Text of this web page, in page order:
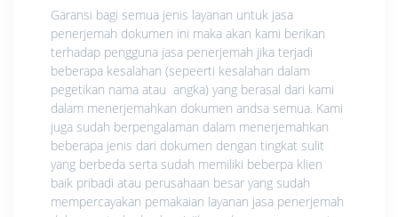
Garansi bagi semua jenis layanan untuk jasa
penerjemah dokumen ini maka akan kami berikan
terhadap pengguna jasa penerjemah jika terjadi
beberapa kesalahan (sepeerti kesalahan dalam
pegetikan nama atau angka) yang berasal dari kami
dalam menerjemahkan dokumen andsa semua. Kami
juga sudah berpengalaman dalam menerjemahkan
beberapa jenis dari dokumen dengan tingkat sulit
yang berbeda serta sudah memiliki beberpa klien
baik pribadi atau perusahaan besar yang sudah
mempercayakan pemakaian layanan jasa penerjemah